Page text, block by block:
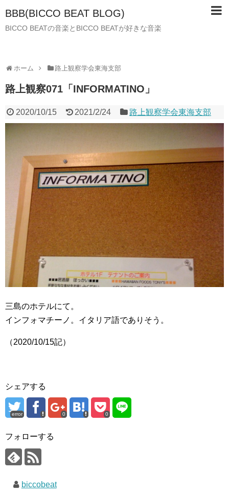
BBB(BICCO BEAT BLOG)
BICCO BEATの音楽とBICCO BEATが好きな音楽
ホーム 路上観察学会東海支部
路上観察071「INFORMATINO」
2020/10/15 2021/2/24 路上観察学会東海支部
三島のホテルにて。
インフォマチーノ。イタリア語でありそう。
（2020/10/15記）
シェアする
error 0 0
フォローする
biccobeat